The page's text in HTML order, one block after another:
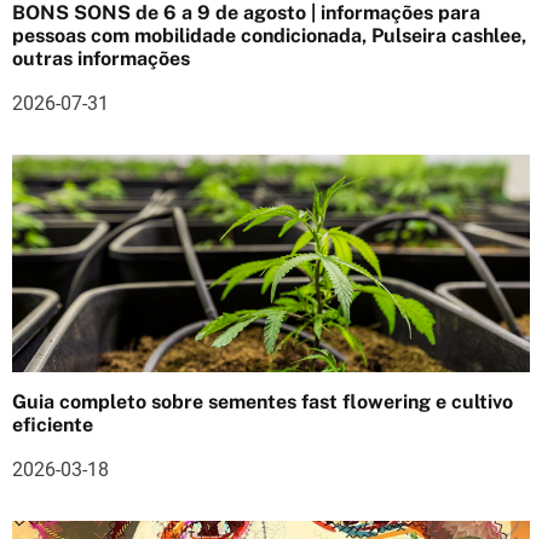
e
t
i
g
o
s
BONS SONS de 6 a 9 de agosto | informações para
pessoas com mobilidade condicionada, Pulseira cashlee,
outras informações
2026-07-31
Guia completo sobre sementes fast flowering e cultivo
eficiente
2026-03-18